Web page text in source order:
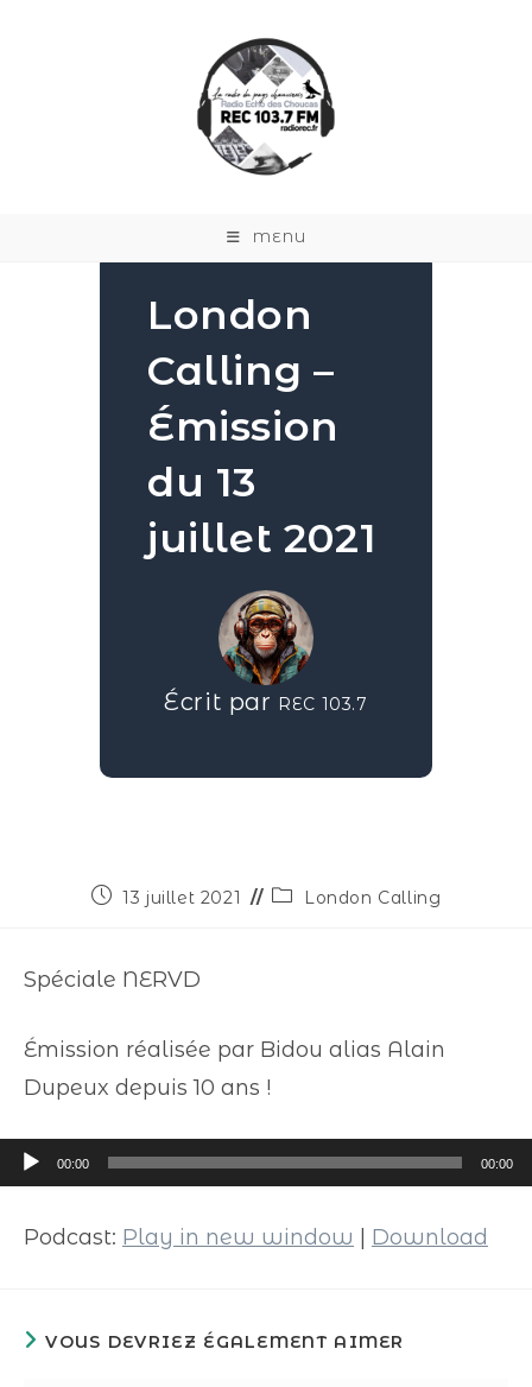
MENU
London
Calling –
Émission
du 13
juillet 2021
Écrit par REC 103.7
13 juillet 2021 London Calling
Spéciale NERVD
Émission réalisée par Bidou alias Alain
Dupeux depuis 10 ans !
Lecteur
audio
00:00 00:00
Podcast: Play in new window Download
VOUS DEVRIEZ ÉGALEMENT AIMER